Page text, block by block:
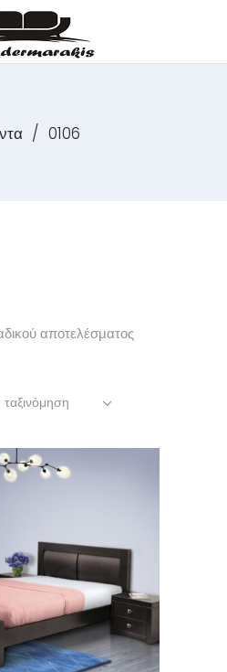
/ 0106
αποτελέσματος